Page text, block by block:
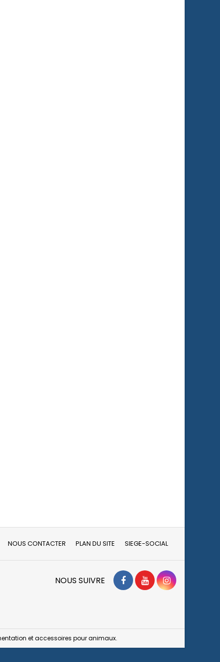
NOUS CONTACTER PLAN DU SITE SIEGE-SOCIAL
Facebook
YouTubeInstagram
NOUS SUIVRE
et accessoires pour animaux.